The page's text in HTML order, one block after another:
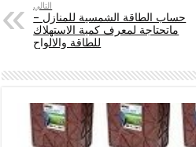
التالي
حساب الطاقة الشمسية للمنازل –
ماتحتاجة لمعرف كمية الاستهلاك
للطاقة والالواح